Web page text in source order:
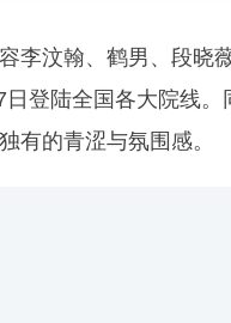
汶翰、鹤男、段晓
登陆全国各大院线
有的青涩与氛围感。